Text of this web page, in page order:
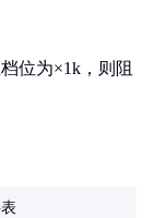
位为×1k，则阻